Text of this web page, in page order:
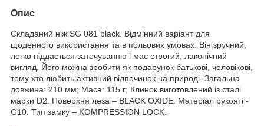
Опис
Складаний ніж SG 081 black. Відмінний варіант для
щоденного використання та в польових умовах. Він зручний,
легко піддається заточуванню і має строгий, лаконічний
вигляд. Його можна зробити як подарунок батькові, чоловікові,
тому хто любить активний відпочинок на природі. Загальна
довжина: 210 мм; Маса: 115 г; Клинок виготовлений із сталі
марки D2. Поверхня леза – BLACK OXIDE. Матеріал рукояті -
G10. Тип замку – KOMPRESSION LOCK.